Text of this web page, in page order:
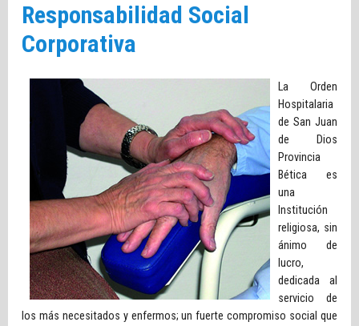
Responsabilidad Social
Corporativa
La Orden
Hospitalaria
de San Juan
de Dios
Provincia
Bética es
una
Institución
religiosa, sin
ánimo de
lucro,
dedicada al
servicio de
los más necesitados y enfermos; un fuerte compromiso social que